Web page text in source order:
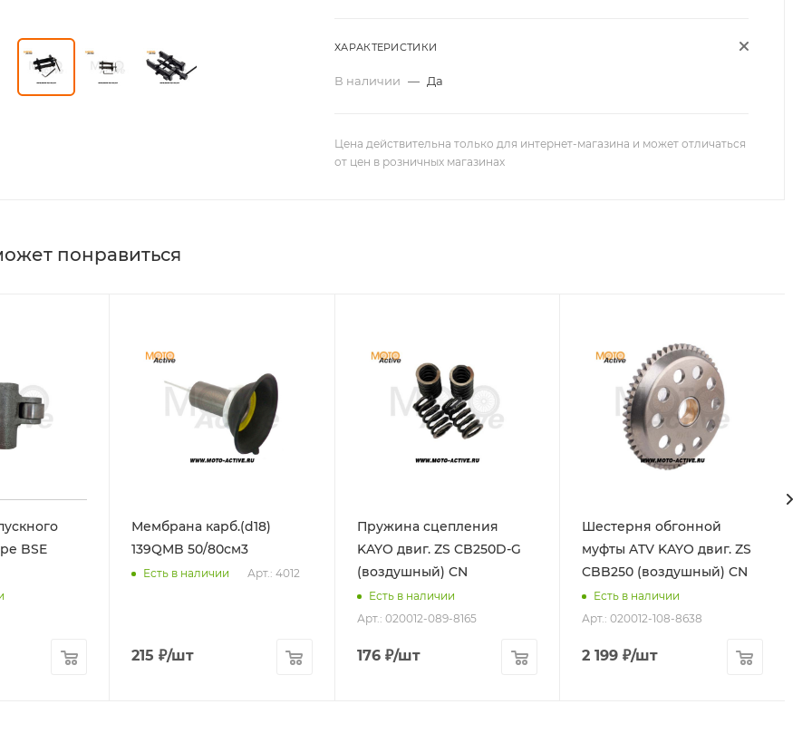
ХАРАКТЕРИСТИКИ
В наличии — Да
Цена действительна только для интернет-магазина и может отличаться
от цен в розничных магазинах
понравиться
BSE
Мембрана карб.(d18)
139QMB 50/80см3
Есть в наличии Арт.: 4012
215 ₽/шт
Пружина сцепления
KAYO двиг. ZS CB250D-G
(воздушный) CN
Есть в наличии
Арт.: 020012-089-8165
176₽/шт
Шестерня обгонной
муфты ATV KAYO двиг. ZS
CBB250 (воздушный) CN
Есть в наличии
Арт.: 020012-108-8638
2 199 ₽/шт